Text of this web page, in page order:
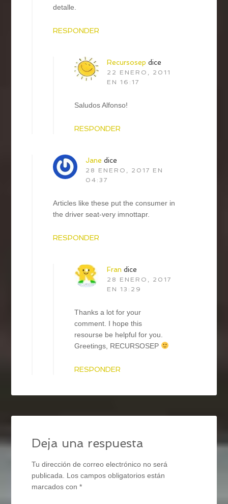
detalle.
RESPONDER
Recursosep dice
22 ENERO, 2011
EN 16:17
Saludos Alfonso!
RESPONDER
Jane dice
28 ENERO, 2017 EN
04:37
Articles like these put the consumer in
the driver seat-very imnottapr.
RESPONDER
Fran dice
28 ENERO, 2017
EN 13:29
Thanks a lot for your
comment. I hope this
resourse be helpful for you.
Greetings, RECURSOSEP
RESPONDER
Deja una respuesta
Tu dirección de correo electrónico no será
publicada.
Los campos obligatorios están
marcados con*